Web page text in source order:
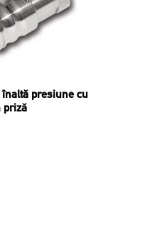
presiune cu
priză